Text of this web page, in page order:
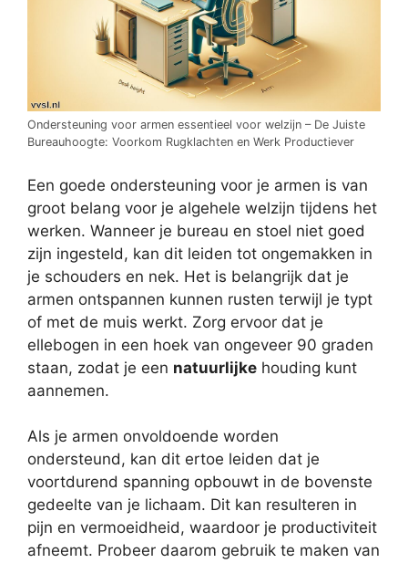
Ondersteuning voor armen essentieel voor welzijn – De Juiste
Bureauhoogte: Voorkom Rugklachten en Werk Productiever
Een goede ondersteuning voor je armen is van
groot belang voor je algehele welzijn tijdens het
werken. Wanneer je bureau en stoel niet goed
zijn ingesteld, kan dit leiden tot ongemakken in
je schouders en nek. Het is belangrijk dat je
armen ontspannen kunnen rusten terwijl je typt
of met de muis werkt. Zorg ervoor dat je
ellebogen in een hoek van ongeveer 90 graden
staan, zodat je een natuurlijke houding kunt
aannemen.
Als je armen onvoldoende worden
ondersteund, kan dit ertoe leiden dat je
voortdurend spanning opbouwt in de bovenste
gedeelte van je lichaam. Dit kan resulteren in
pijn en vermoeidheid, waardoor je productiviteit
afneemt. Probeer daarom gebruik te maken van